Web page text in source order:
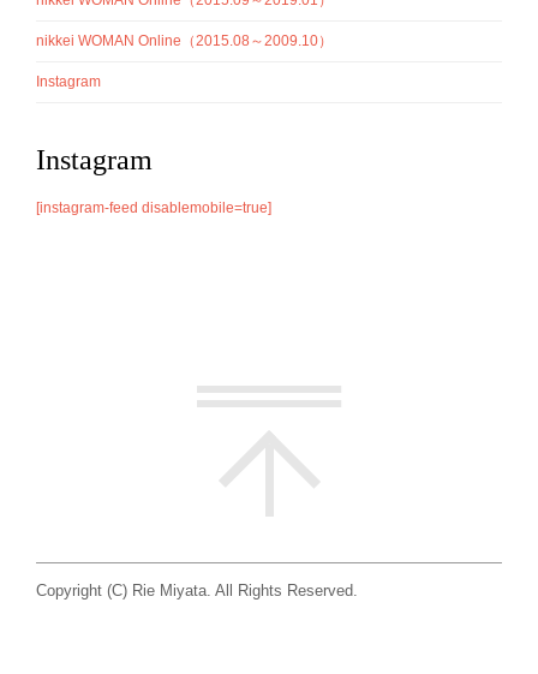
nikkei WOMAN Online（2015.08～2009.10）
Instagram
Instagram
[instagram-feed disablemobile=true]
Copyright (C) Rie Miyata. All Rights Reserved.